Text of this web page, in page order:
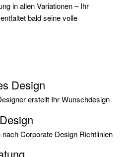
in allen Variationen – Ihr
bald seine volle
Design
erstellt Ihr Wunschdesign
nach Corporate Design Richtlinien